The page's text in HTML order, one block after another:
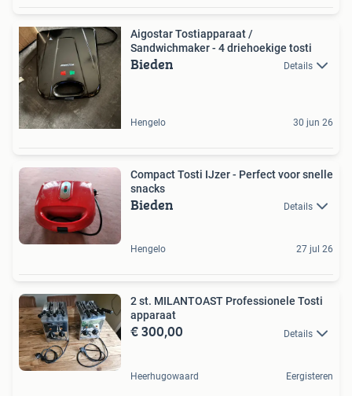
Aigostar Tostiapparaat /
Sandwichmaker - 4 driehoekige tosti
Bieden Details
Hengelo 30 jun 26
Compact Tosti IJzer - Perfect voor snelle
snacks
Bieden Details
Hengelo 27 jul 26
2 st. MILANTOAST Professionele Tosti
apparaat
€ 300,00 Details
Heerhugowaard Eergisteren